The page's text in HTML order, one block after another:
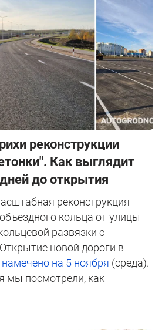
реконструкции
Как выглядит
до открытия
реконструкция
кольца от улицы
развязки с
новой дороги в
намечено на 5 ноября (среда).
мы посмотрели, как